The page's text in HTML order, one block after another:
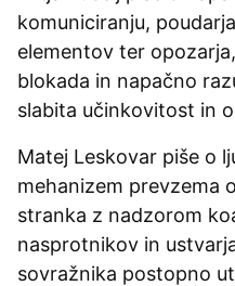
komuniciranju,
elementov ter
blokada in napačno
slabita učinkovitost in
Matej Leskovar piše o
mehanizem prevzema
stranka z nadzorom
nasprotnikov in
sovražnika postopno